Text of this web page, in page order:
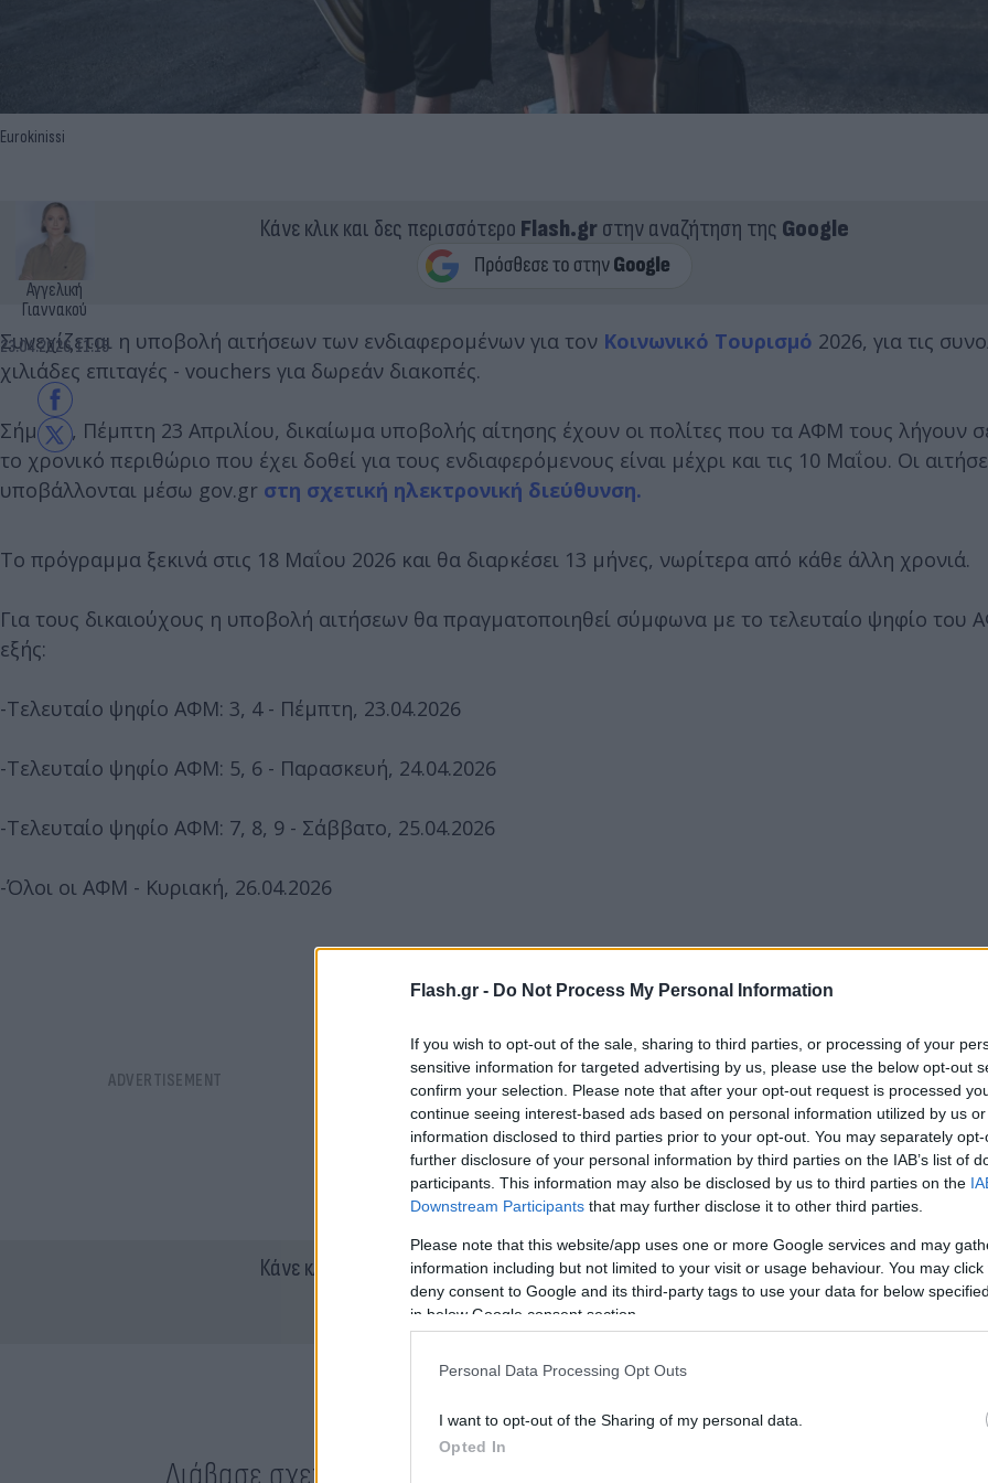
Flash.gr - Do Not Process My Personal Information
If you wish to opt-out of the sale, sharing to third parties, or processing of your
sensitive information for targeted advertising by us, please use the below opt-out
confirm your selection. Please note that after your opt-out request is processed
continue seeing interest-based ads based on personal information utilized by us
information disclosed to third parties prior to your opt-out. You may separately
further disclosure of your personal information by third parties on the IAB’s list of
participants. This information may also be disclosed by us to third parties on the
Downstream Participants that may further disclose it to other third parties.
Please note that this website/app uses one or more Google services and may
information including but not limited to your visit or usage behaviour. You may
deny consent to Google and its third-party tags to use your data for below
in below Google consent section.
Personal Data Processing Opt Outs
I want to opt-out of the Sharing of my personal data.
Opted In
Eurokinissi
Αγγελική
Γιαννακού
23.04.2026 11:15
Κάνε κλικ και δες περισσότερο Flash.grστην αναζήτηση της Google
Συνεχίζεται η υποβολή αιτήσεων των ενδιαφερομένων για τον Κοινωνικό Τουρισμό 2026, για τις
χιλιάδες επιταγές - vouchers για δωρεάν διακοπές.
Σήμερα, Πέμπτη 23 Απριλίου, δικαίωμα υποβολής αίτησης έχουν οι πολίτες που τα ΑΦΜ τους λήγουν
το χρονικό περιθώριο που έχει δοθεί για τους ενδιαφερόμενους είναι μέχρι και τις 10 Μαΐου. Οι
υποβάλλονται μέσω gov.gr στη σχετική ηλεκτρονική διεύθυνση.
Το πρόγραμμα ξεκινά στις 18 Μαΐου 2026 και θα διαρκέσει 13 μήνες, νωρίτερα από κάθε άλλη χρονιά.
Για τους δικαιούχους η υποβολή αιτήσεων θα πραγματοποιηθεί σύμφωνα με το τελευταίο ψηφίο του
εξής:
-Τελευταίο ψηφίο ΑΦΜ: 3, 4 - Πέμπτη, 23.04.2026
-Τελευταίο ψηφίο ΑΦΜ: 5, 6 - Παρασκευή, 24.04.2026
-Τελευταίο ψηφίο ΑΦΜ: 7, 8, 9 - Σάββατο, 25.04.2026
-Όλοι οι ΑΦΜ - Κυριακή, 26.04.2026
Κάνε κλικ και δες περισσότεροFlash.grστην αναζήτηση τηςGoogle